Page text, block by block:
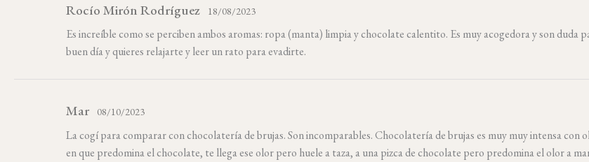
Rocío Mirón Rodríguez 18/08/2023
Es increíble como se perciben ambos aromas: ropa (manta) limpia y chocolate calentito. Es muy acogedora y son
buen día y quieres relajarte y leer un rato para evadirte.
Mar 08/10/2023
La cogí para comparar con chocolatería de brujas. Son incomparables. Chocolatería de brujas es muy muy intensa
en que predomina el chocolate, te llega ese olor pero huele a taza, a una pizca de chocolate pero predomina el olor a